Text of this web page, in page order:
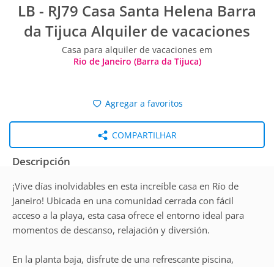
LB - RJ79 Casa Santa Helena Barra
da Tijuca Alquiler de vacaciones
Casa para alquiler de vacaciones em
Rio de Janeiro (Barra da Tijuca)
Agregar a favoritos
COMPARTILHAR
Descripción
¡Vive días inolvidables en esta increíble casa en Río de
Janeiro! Ubicada en una comunidad cerrada con fácil
acceso a la playa, esta casa ofrece el entorno ideal para
momentos de descanso, relajación y diversión.
En la planta baja, disfrute de una refrescante piscina,